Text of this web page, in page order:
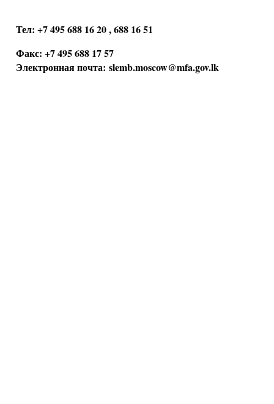
Тел: +7 495 688 16 20 , 688 16 51
Факс: +7 495 688 17 57
Электронная почта: slemb.moscow@mfa.gov.lk